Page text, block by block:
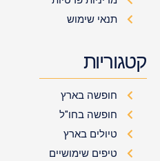
תנאי שימוש
קטגוריות
חופשה בארץ
חופשה בחו"ל
טיולים בארץ
טיפים שימושיים